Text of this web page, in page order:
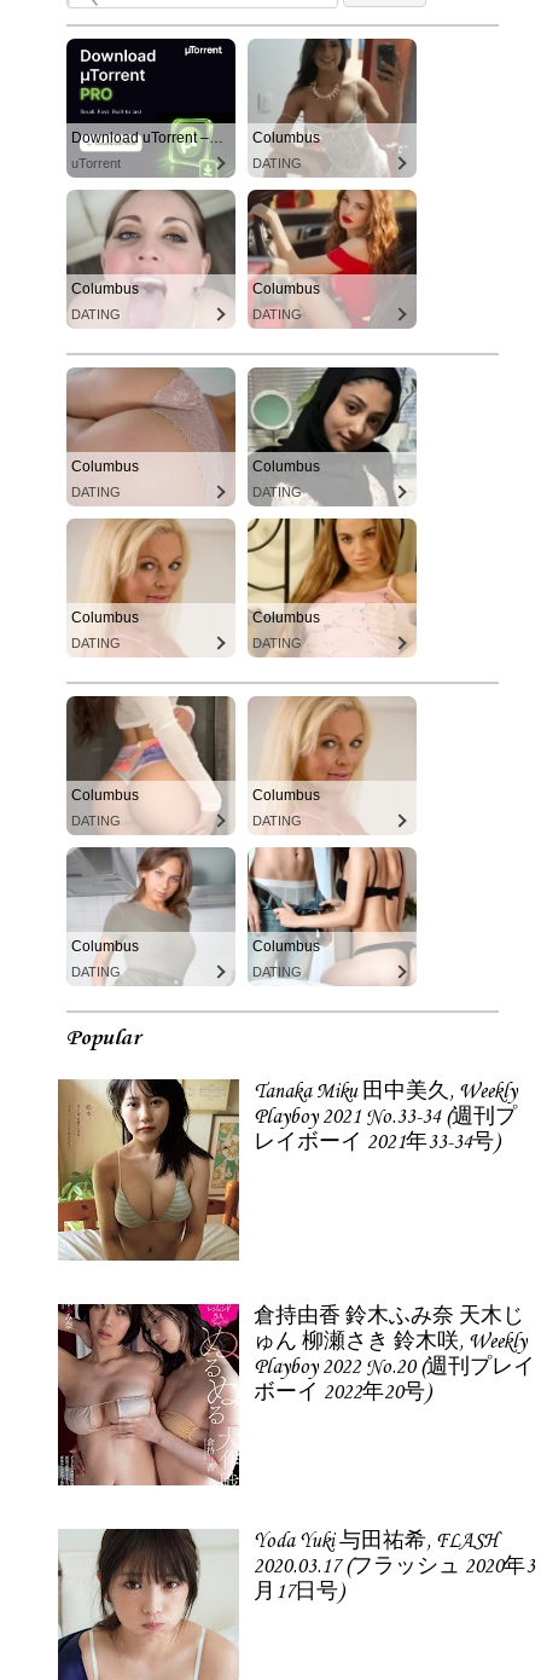
Download uTorrent – The World's #1 Torrent Client
uTorrent
Columbus
DATING
Columbus
DATING
Columbus
DATING
Columbus
DATING
Columbus
DATING
Columbus
DATING
Columbus
DATING
Columbus
DATING
Columbus
DATING
Columbus
DATING
Columbus
DATING
Popular
Tanaka Miku 田中美久, Weekly
Playboy 2021 No.33-34 (週刊プ
レイボーイ 2021年33-34号)
倉持由香 鈴木ふみ奈 天木じ
ゅん 柳瀬さき 鈴木咲, Weekly
Playboy 2022 No.20 (週刊プレイ
ボーイ 2022年20号)
Yoda Yuki 与田祐希, FLASH
2020.03.17 (フラッシュ 2020年3
月17日号)